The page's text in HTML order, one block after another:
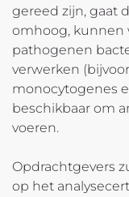
gereed zijn, gaat
omhoog, kunnen
pathogenen
verwerken
monocytogenes
beschikbaar om
voeren.
Opdrachtgevers
op het